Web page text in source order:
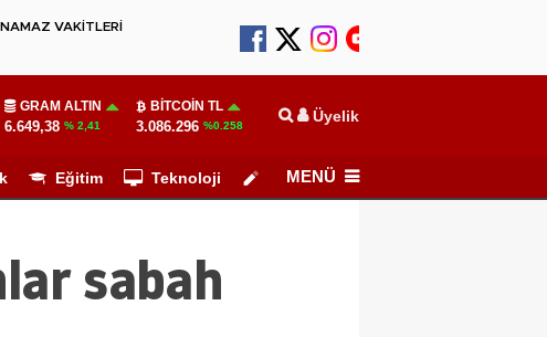
NAMAZ VAKİTLERİ
GRAM ALTIN
6.649,38 % 2,41
BITCOIN TL
3.086.296 %0.258 Üyelik
Eğitim Teknoloji Köşe Yazarları
MENÜ
sabah